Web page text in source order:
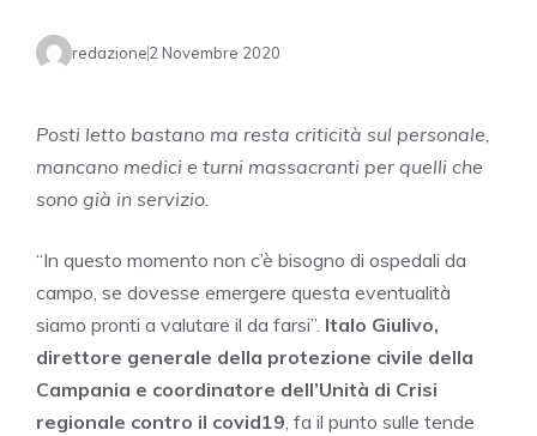
redazione2 Novembre 2020
Posti letto bastano ma resta criticità sul personale,
mancano medici e turni massacranti per quelli che
sono già in servizio.
“In questo momento non c’è bisogno di ospedali da
campo, se dovesse emergere questa eventualità
siamo pronti a valutare il da farsi”. Italo Giulivo,
direttore generale della protezione civile della
Campania e coordinatore dell’Unità di Crisi
regionale contro il covid19, fa il punto sulle tende